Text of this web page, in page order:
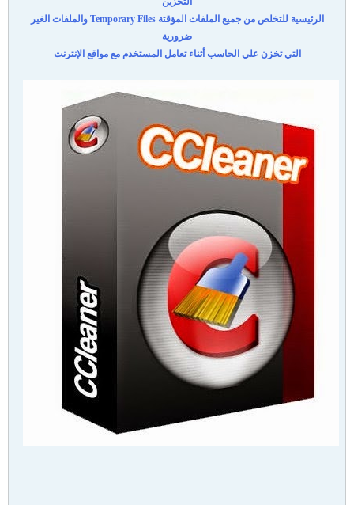
الرئيسية للتخلص من جميع الملفات المؤقتة Temporary Files والملفات الغير
ضرورية
التي تخزن علي الحاسب أثناء تعامل المستخدم مع مواقع الإنترنت